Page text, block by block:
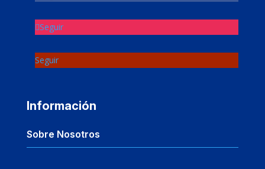
Seguir
Seguir
Información
Sobre Nosotros